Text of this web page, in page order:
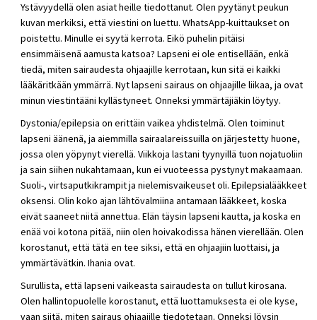
Ystävyydellä olen asiat heille tiedottanut. Olen pyytänyt peukun
kuvan merkiksi, että viestini on luettu. WhatsApp-kuittaukset on
poistettu. Minulle ei syytä kerrota. Eikö puhelin pitäisi
ensimmäisenä aamusta katsoa? Lapseni ei ole entisellään, enkä
tiedä, miten sairaudesta ohjaajille kerrotaan, kun sitä ei kaikki
lääkäritkään ymmärrä. Nyt lapseni sairaus on ohjaajille liikaa, ja ovat
minun viestintääni kyllästyneet. Onneksi ymmärtäjiäkin löytyy.
Dystonia/epilepsia on erittäin vaikea yhdistelmä. Olen toiminut
lapseni äänenä, ja aiemmilla sairaalareissuilla on järjestetty huone,
jossa olen yöpynyt vierellä. Viikkoja lastani tyynyillä tuon nojatuoliin
ja sain siihen nukahtamaan, kun ei vuoteessa pystynyt makaamaan.
Suoli-, virtsaputkikrampit ja nielemisvaikeuset oli. Epilepsialääkkeet
oksensi. Olin koko ajan lähtövalmiina antamaan lääkkeet, koska
eivät saaneet niitä annettua. Elän täysin lapseni kautta, ja koska en
enää voi kotona pitää, niin olen hoivakodissa hänen vierellään. Olen
korostanut, että tätä en tee siksi, että en ohjaajiin luottaisi, ja
ymmärtävätkin. Ihania ovat.
Surullista, että lapseni vaikeasta sairaudesta on tullut kirosana.
Olen hallintopuolelle korostanut, että luottamuksesta ei ole kyse,
vaan siitä, miten sairaus ohjaajille tiedotetaan. Onneksi löysin